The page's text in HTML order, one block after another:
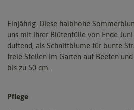
Einjährig. Diese halbhohe
uns mit ihrer Blütenfülle von Ende
duftend, als Schnittblume für bunte
freie Stellen im Garten auf Beeten
bis zu 50 cm.
Pflege